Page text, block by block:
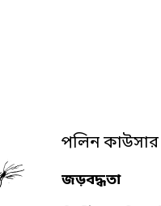
পলিন কাউসার
জড়বদ্ধতা